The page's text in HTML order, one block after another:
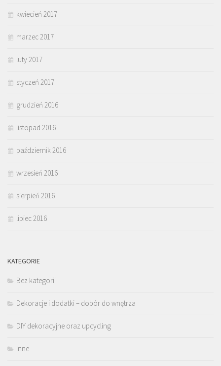
kwiecień 2017
marzec 2017
luty 2017
styczeń 2017
grudzień 2016
listopad 2016
październik 2016
wrzesień 2016
sierpień 2016
lipiec 2016
KATEGORIE
Bez kategorii
Dekoracje i dodatki – dobór do wnętrza
DIY dekoracyjne oraz upcycling
Inne